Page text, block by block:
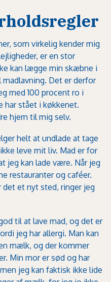
som virkelig kender mig
er en stor
kan lægge min skæbne i
Det er derfor
med 100 procent ro i
har stået i køkkenet.
hjem til mig selv.
helt at undlade at tage
leve mit liv. Mad er for
jeg kan lade være. Når jeg
restauranter og caféer.
det et nyt sted, ringer jeg
til at lave mad, og det er
jeg har allergi. Man kan
mælk, og der kommer
Min mor er sød og har
jeg kan faktisk ikke lide